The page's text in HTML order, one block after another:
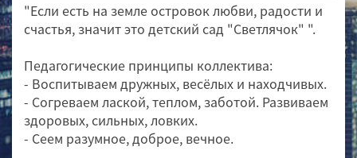
"Если есть на земле островок любви, радости и
счастья, значит это детский сад "Светлячок" ".
Педагогические принципы коллектива:
- Воспитываем дружных, весёлых и находчивых.
- Согреваем лаской, теплом, заботой. Развиваем
здоровых, сильных, ловких.
- Сеем разумное, доброе, вечное.